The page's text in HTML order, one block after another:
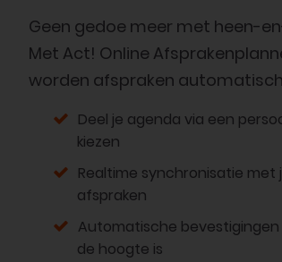
Geen gedoe meer met heen-
Met Act! Online
worden afspraken
Deel je agenda via een
kiezen
Realtime synchronisatie
afspraken
Automatische
de hoogte is